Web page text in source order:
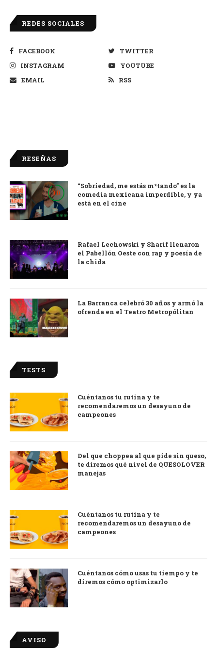
REDES SOCIALES
FACEBOOK
TWITTER
INSTAGRAM
YOUTUBE
EMAIL
RSS
RESEÑAS
9.0
“Sobriedad, me estás m*tando” es la
comedia mexicana imperdible, y ya
está en el cine
Rafael Lechowski y Sharif llenaron
el Pabellón Oeste con rap y poesía de
la chida
La Barranca celebró 30 años y armó la
ofrenda en el Teatro Metropólitan
TESTS
Cuéntanos tu rutina y te
recomendaremos un desayuno de
campeones
Del que choppea al que pide sin queso,
te diremos qué nivel de QUESOLOVER
manejas
Cuéntanos tu rutina y te
recomendaremos un desayuno de
campeones
Cuéntanos cómo usas tu tiempo y te
diremos cómo optimizarlo
AVISO